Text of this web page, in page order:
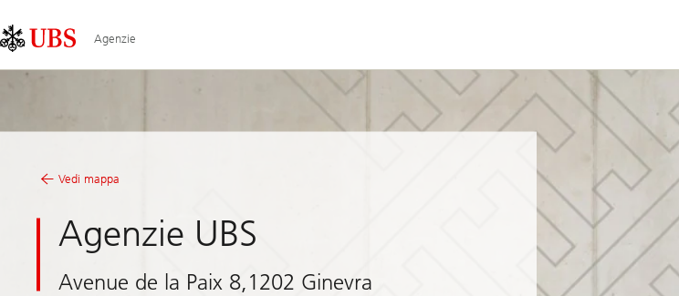
Area
Agenzie
Vedi mappa
Agenzie UBS
Avenue de la Paix 8,1202 Ginevra